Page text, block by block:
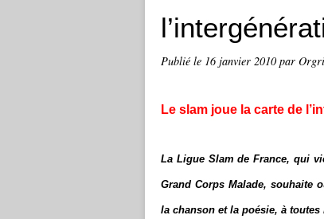
Publié le 16 janvier 2010par
Le slam joue la carte de
La Ligue Slam de France, qui
Grand Corps Malade, souhaite
la chanson et la poésie, à toutes